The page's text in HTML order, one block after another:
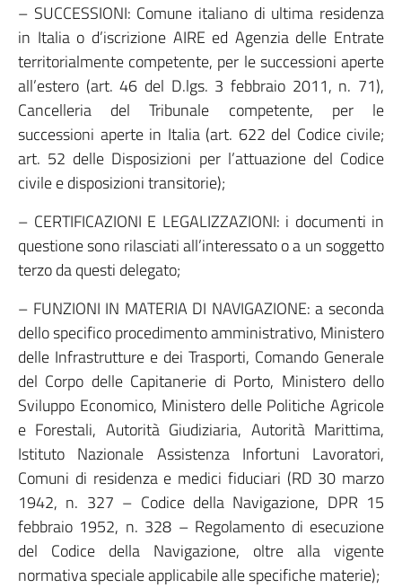
– SUCCESSIONI: Comune italiano di ultima residenza
in Italia o d’iscrizione AIRE ed Agenzia delle Entrate
territorialmente competente, per le successioni aperte
all’estero (art. 46 del D.lgs. 3 febbraio 2011, n. 71),
Cancelleria del Tribunale competente, per le
successioni aperte in Italia (art. 622 del Codice civile;
art. 52 delle Disposizioni per l’attuazione del Codice
civile e disposizioni transitorie);
– CERTIFICAZIONI E LEGALIZZAZIONI: i documenti in
questione sono rilasciati all’interessato o a un soggetto
terzo da questi delegato;
– FUNZIONI IN MATERIA DI NAVIGAZIONE: a seconda
dello specifico procedimento amministrativo, Ministero
delle Infrastrutture e dei Trasporti, Comando Generale
del Corpo delle Capitanerie di Porto, Ministero dello
Sviluppo Economico, Ministero delle Politiche Agricole
e Forestali, Autorità Giudiziaria, Autorità Marittima,
Istituto Nazionale Assistenza Infortuni Lavoratori,
Comuni di residenza e medici fiduciari (RD 30 marzo
1942, n. 327 – Codice della Navigazione, DPR 15
febbraio 1952, n. 328 – Regolamento di esecuzione
del Codice della Navigazione, oltre alla vigente
normativa speciale applicabile alle specifiche materie);